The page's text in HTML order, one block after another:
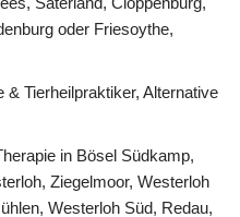
oder Friesoythe,
‎Tierheilpraktiker, Alternative
in Bösel Südkamp,
Ziegelmoor, Westerloh
Westerloh Süd, Redau,